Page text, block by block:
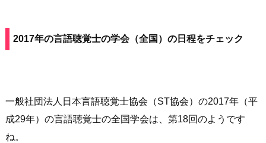
2017年の言語聴覚士の学会（全国）の日程をチェック
一般社団法人日本言語聴覚士協会（ST協会）の2017年（平
成29年）の言語聴覚士の全国学会は、第18回のようです
ね。